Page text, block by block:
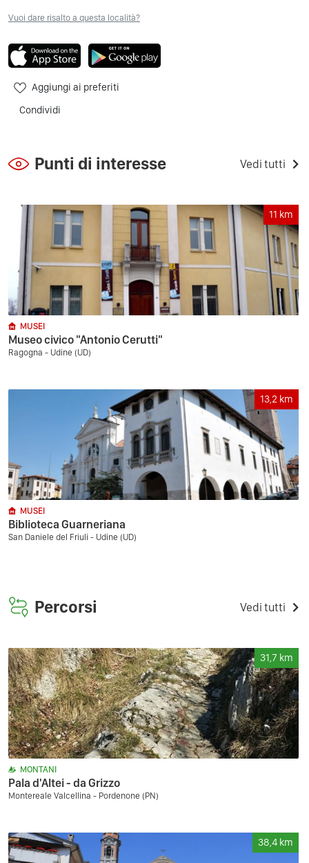
Vuoi dare risalto a questa località?
Aggiungi ai preferiti
Condividi
Punti di interesse Vedi tutti
11 km
MUSEI
Museo civico "Antonio Cerutti"
Ragogna - Udine (UD)
13,2 km
MUSEI
Biblioteca Guarneriana
San Daniele del Friuli - Udine (UD)
Percorsi Vedi tutti
31,7 km
MONTANI
Pala d'Altei - da Grizzo
Montereale Valcellina - Pordenone (PN)
38,4 km